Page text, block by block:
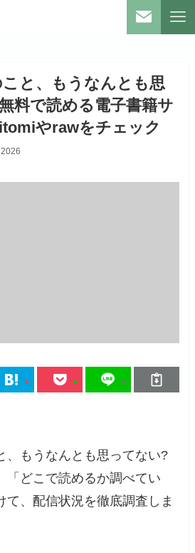
こと、もうなんとも思
料で読める電子書籍サ
やrawをチェック
、もうなんとも思ってない?
「どこで読めるか調べてい
て、配信状況を徹底調査しま